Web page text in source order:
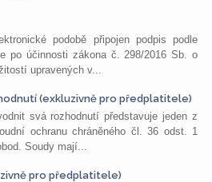
podobě připojen podpis podle
po účinnosti zákona č. 298/2016 Sb. o
upravených v...
(exkluzivně pro předplatitele)
svá rozhodnutí představuje jeden z
ochranu chráněného čl. 36 odst. 1
Soudy mají...
pro předplatitele)